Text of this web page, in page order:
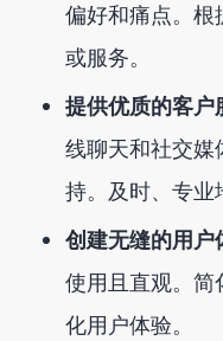
偏好和痛点。根
或服务。
提供优质的客户
线聊天和社交媒
持。及时、专业
创建无缝的用户
使用且直观。简
化用户体验。